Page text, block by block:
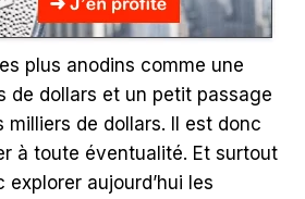
plus anodins comme une
de dollars et un petit passage
de dollars. Il est donc
à toute éventualité. Et surtout
aujourd’hui les